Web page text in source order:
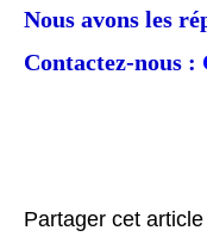
Nous avons les
Contactez-nous :
Partager cet article